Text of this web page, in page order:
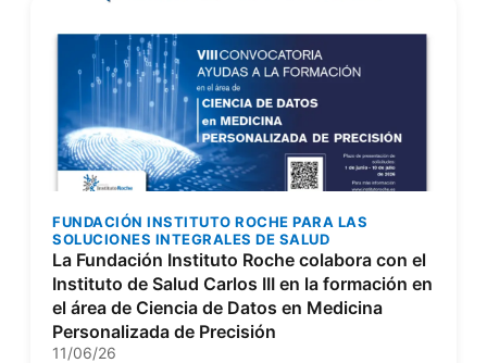
FUNDACIÓN INSTITUTO ROCHE PARA LAS
SOLUCIONES INTEGRALES DE SALUD
La Fundación Instituto Roche colabora con el
Instituto de Salud Carlos III en la formación en
el área de Ciencia de Datos en Medicina
Personalizada de Precisión
11/06/26